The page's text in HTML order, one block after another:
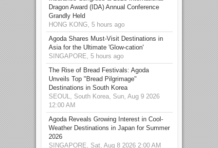
Dragon Award (IDA) Annual Conference
Grandly Held
HONG KONG, 5 hours ago
Agoda Shares Must-Visit Destinations in
Asia for the Ultimate 'Glow-cation'
SINGAPORE, 5 hours ago
The Rise of Bread Festivals: Agoda
Unveils Top "Bread Pilgrimage"
Destinations in South Korea
SEOUL, South Korea, Sun, Aug 9 2026
12:00 AM
Agoda Reveals Growing Interest in Cool-
Weather Destinations in Japan for Summer
2026
SINGAPORE, Sat, Aug 8 2026 2:00 AM